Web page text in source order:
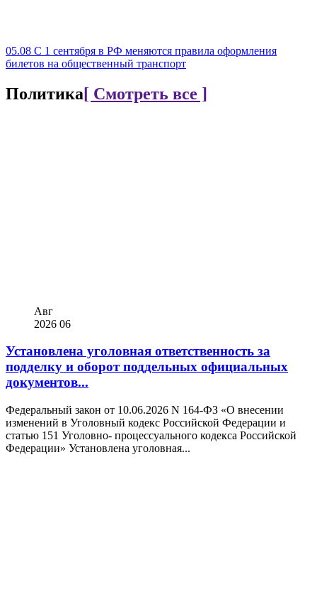
05.08 С 1 сентября в РФ меняются правила оформления
билетов на общественный транспорт
Политика[ Смотреть все ]
Авг
2026 06
Установлена уголовная ответственность за
подделку и оборот поддельных официальных
документов...
Федеральный закон от 10.06.2026 N 164-ФЗ «О внесении
изменений в Уголовный кодекс Российской Федерации и
статью 151 Уголовно- процессуального кодекса Российской
Федерации» Установлена уголовная...